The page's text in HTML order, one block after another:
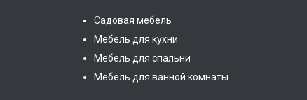
Садовая мебель
Мебель для кухни
Мебель для спальни
Мебель для ванной комнаты